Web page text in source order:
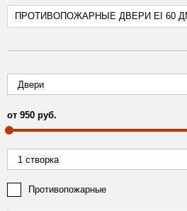
ПРОТИВОПОЖАРНЫЕ ДВЕРИ EI 60
от 950 руб.
Противопожарные